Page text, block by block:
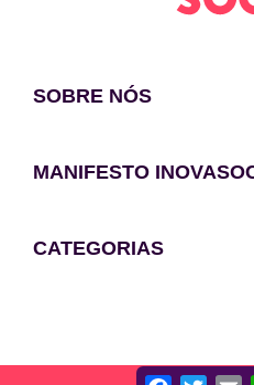
SOBRE NÓS
MANIFESTO
CATEGORIAS